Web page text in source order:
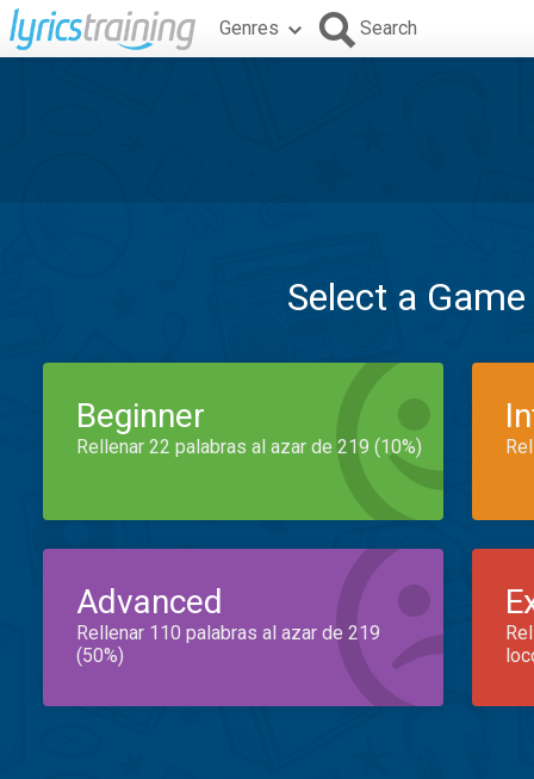
Genres Search
Select a
Beginner
Rellenar 22 palabras al azar de 219 (10%)
Advanced
Rellenar 110 palabras al azar de 219
(50%)